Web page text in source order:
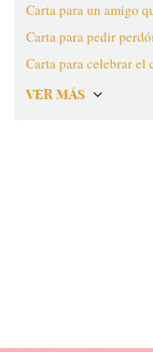
Carta para un amigo
Carta para pedir
Carta para celebrar el